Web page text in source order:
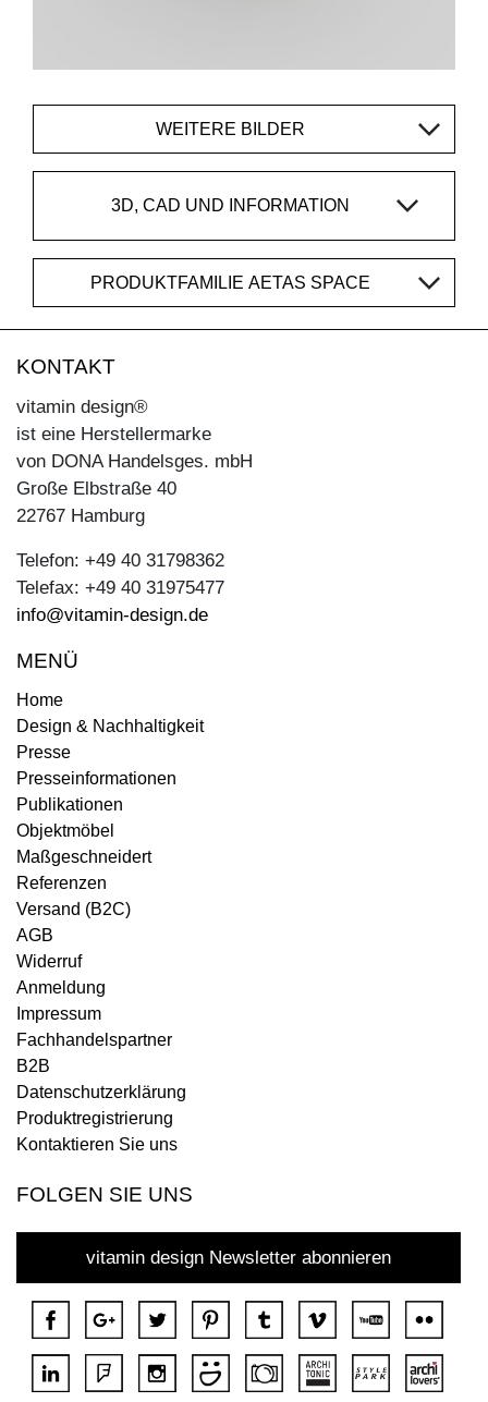
WEITERE BILDER
3D, CAD UND INFORMATION
PRODUKTFAMILIE AETAS SPACE
KONTAKT
vitamin design®
ist eine Herstellermarke
von DONA Handelsges. mbH
Große Elbstraße 40
22767 Hamburg
Telefon: +49 40 31798362
Telefax: +49 40 31975477
info@vitamin-design.de
MENÜ
Home
Design & Nachhaltigkeit
Presse
Presseinformationen
Publikationen
Objektmöbel
Maßgeschneidert
Referenzen
Versand (B2C)
AGB
Widerruf
Anmeldung
Impressum
Fachhandelspartner
B2B
Datenschutzerklärung
Produktregistrierung
Kontaktieren Sie uns
FOLGEN SIE UNS
vitamin design Newsletter abonnieren